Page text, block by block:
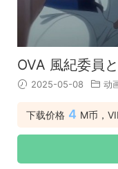
OVA 風紀委員
2025-05-08 动
下载价格 4 M币，